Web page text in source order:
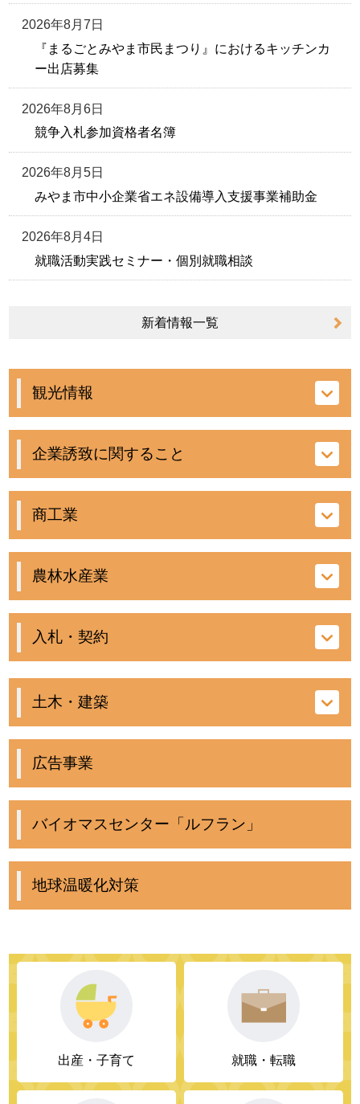
2026年8月7日
『まるごとみやま市民まつり』におけるキッチンカ
ー出店募集
2026年8月6日
競争入札参加資格者名簿
2026年8月5日
みやま市中小企業省エネ設備導入支援事業補助金
2026年8月4日
就職活動実践セミナー・個別就職相談
新着情報一覧
観光情報
企業誘致に関すること
商工業
農林水産業
入札・契約
土木・建築
広告事業
バイオマスセンター「ルフラン」
地球温暖化対策
出産・子育て 就職・転職